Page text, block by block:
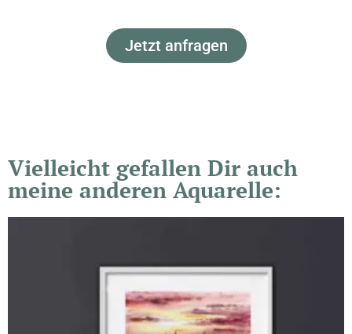
Jetzt anfragen
Vielleicht gefallen Dir auch
meine anderen Aquarelle: